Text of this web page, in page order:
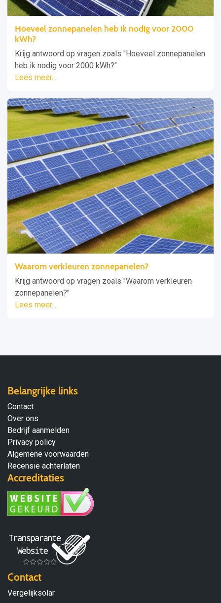
Hoeveel zonnepanelen heb ik nodig voor 2000
kWh?
Krijg antwoord op vragen zoals "Hoeveel zonnepanelen
heb ik nodig voor 2000 kWh?"
Lees meer...
Waarom verkleuren zonnepanelen?
Krijg antwoord op vragen zoals "Waarom verkleuren
zonnepanelen?"
Lees meer...
Belangrijke links
Contact
Over ons
Bedrijf aanmelden
Privacy policy
Algemene voorwaarden
Recensie achterlaten
Accreditaties
Contact
Vergelijksolar